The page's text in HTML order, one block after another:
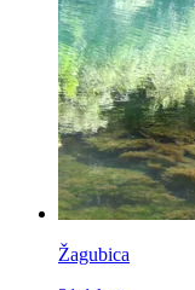
Žagubica